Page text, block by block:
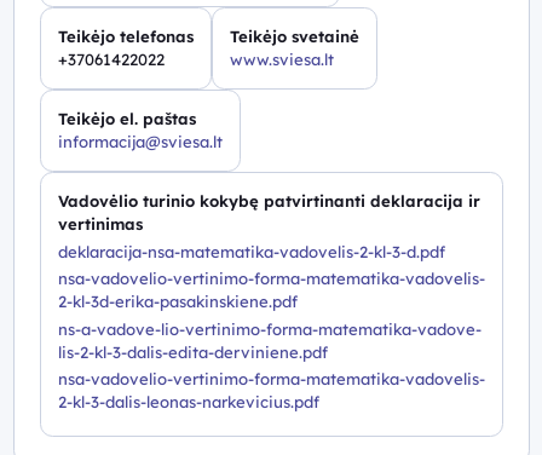
Teikėjo telefonas
+37061422022
Teikėjo svetainė
www.sviesa.lt
Teikėjo el. paštas
informacija@sviesa.lt
Vadovėlio turinio kokybę patvirtinanti deklaracija ir
vertinimas
deklaracija-nsa-matematika-vadovelis-2-kl-3-d.pdf
nsa-vadovelio-vertinimo-forma-matematika-vadovelis-
2-kl-3d-erika-pasakinskiene.pdf
ns-a-vadove-lio-vertinimo-forma-matematika-vadove-
lis-2-kl-3-dalis-edita-derviniene.pdf
nsa-vadovelio-vertinimo-forma-matematika-vadovelis-
2-kl-3-dalis-leonas-narkevicius.pdf